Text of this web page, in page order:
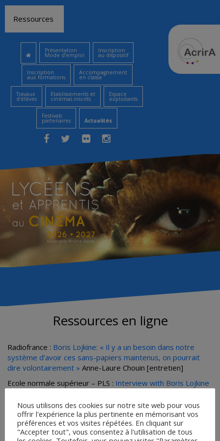
contenu
Ressources
Présentation
Mode d’emploi
Inscription
au dispositif
Inscription
aux formations
Accompagnement
en classe
Travaux
d’élèves
Etablissements et
cinémas inscrits
Espace
exploitants
Festivals
partenaires Actualités
Ressources en ligne
Radiofrance : Boris Lojkine: « Il y a un besoin dans notre
système d’avoir ces sans-papiers maintenus, on pourrait
dire volontairement » Anne-Laure Chouin [entretien]
Ecole normale supérieur – PLS : Interview with Boris Lojkine
Prix Jean-Renoir des lycéens :Prix Jean Renoir des lycéens
2025 : échanges autour de « L’histoire de Souleymane », de
Boris Lojkine [entretien]
Nous utilisons des cookies sur notre site web pour vous
offrir l'expérience la plus pertinente en mémorisant vos
préférences et vos visites répétées. En cliquant sur
"Accepter tout", vous consentez à l'utilisation de tous